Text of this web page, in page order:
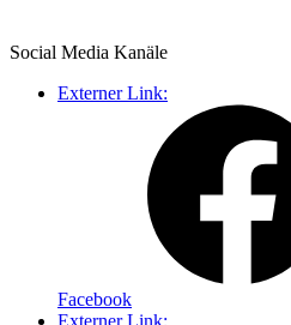
Social Media Kanäle
Externer Link:
Facebook
Externer Link: